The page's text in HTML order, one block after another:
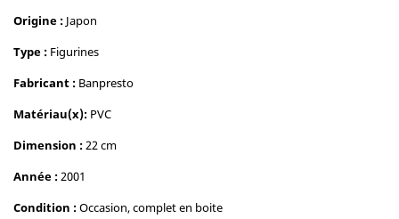
Origine : Japon
Type : Figurines
Fabricant : Banpresto
Matériau(x): PVC
Dimension :22 cm
Année :2001
Condition :Occasion, complet en boite